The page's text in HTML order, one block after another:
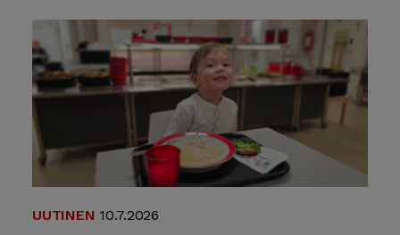
UUTINEN 10.7.2026